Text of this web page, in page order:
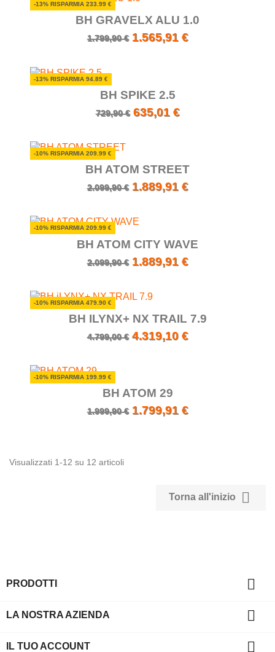
BH GRAVELX ALU 1.0
1.799,90 € 1.565,91 €
-13% RISPARMIA 233.99 €
BH SPIKE 2.5
729,90 € 635,01 €
-13% RISPARMIA 94.89 €
BH ATOM STREET
2.099,90 € 1.889,91 €
-10% RISPARMIA 209.99 €
BH ATOM CITY WAVE
2.099,90 € 1.889,91 €
-10% RISPARMIA 209.99 €
BH ILYNX+ NX TRAIL 7.9
4.799,00 € 4.319,10 €
-10% RISPARMIA 479.90 €
BH ATOM 29
1.999,90 € 1.799,91 €
-10% RISPARMIA 199.99 €
Visualizzati 1-12 su 12 articoli
Torna all'inizio 
PRODOTTI 
LA NOSTRA AZIENDA 
IL TUO ACCOUNT 